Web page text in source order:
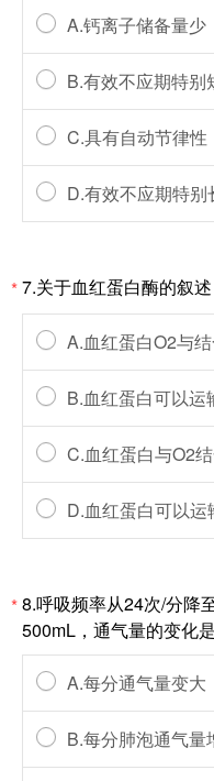
A.钙离子储备量少
B.有效不应期特别
C.具有自动节律性
D.有效不应期特别
*7.关于血红蛋白酶的叙述
A.血红蛋白O2与
B.血红蛋白可以运
C.血红蛋白与O2
D.血红蛋白可以运
*8.呼吸频率从24次/分降
500mL，通气量的变化是
A.每分通气量变大
B.每分肺泡通气量